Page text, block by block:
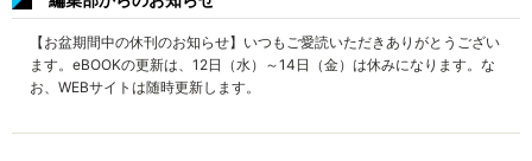
【お盆期間中の休刊のお知らせ】いつもご愛読いただきありがとうござい
ます。eBOOKの更新は、12日（水）～14日（金）は休みになります。な
お、WEBサイトは随時更新します。